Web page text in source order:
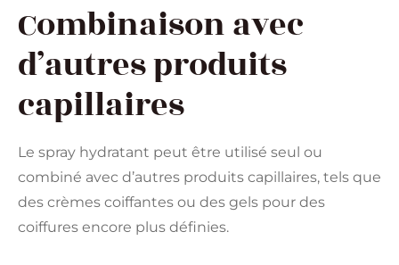
Combinaison avec
d’autres produits
capillaires
Le spray hydratant peut être utilisé seul ou
combiné avec d’autres produits capillaires, tels que
des crèmes coiffantes ou des gels pour des
coiffures encore plus définies.